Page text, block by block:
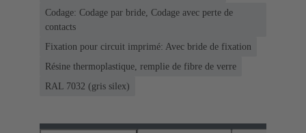
Codage: Codage par bride, Codage avec perte de
contacts
Fixation pour circuit imprimé: Avec bride de fixation
Résine thermoplastique, remplie de fibre de verre
RAL 7032 (gris silex)